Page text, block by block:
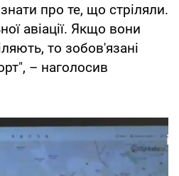
про те, що стріляли.
авіації. Якщо вони
то зобов'язані
– наголосив